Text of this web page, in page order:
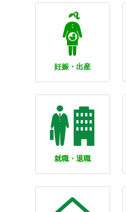
妊娠・出産
就職・退職